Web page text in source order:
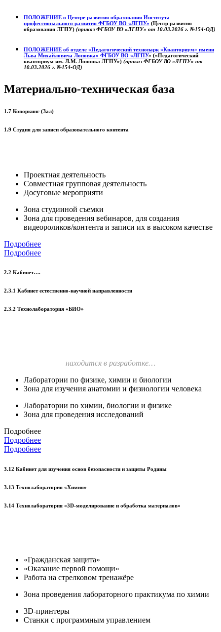
ПОЛОЖЕНИЕ о Центре развития образования Института
профессионального развития ФГБОУ ВО «ЛГПУ» (Центр развития
образования ЛГПУ) (приказ ФГБОУ ВО «ЛГПУ» от 10.03.2026 г. №154-ОД)
ПОЛОЖЕНИЕ об отделе «Педагогический технопарк «Кванториум» имени
Льва Михайловича Лоповка» ФГБОУ ВО «ЛГПУ» («Педагогический
кванториум им. Л.М. Лоповка ЛГПУ») (приказ ФГБОУ ВО «ЛГПУ» от
10.03.2026 г. №154-ОД)
Материально-техническая база
1.7 Коворкинг (Зал)
1.9 Студия для записи образовательного контента
Проектная деятельность
Совместная групповая деятельность
Досуговые мероприяти
Зона студииной съемки
Зона для проведения вебинаров, для создания
видеороликов/контента и записи их в высоком качестве
Подробнее
Подробнее
2.2 Кабинет….
2.3.1 Кабинет естественно-научной направленности
2.3.2 Технолаборатория «БИО»
находится в разработке…
Лаборатории по физике, химии и биологии
Зона для изучения анатомии и физиологии человека
Лаборатории по химии, биологии и физике
Зона для проведения исследований
Подробнее
Подробнее
Подробнее
3.12 Кабинет для изучения основ безопасности и защиты Родины
3.13 Технолаборатория «Химия»
3.14 Технолаборатория «3D-моделирование и обработка материалов»
«Гражданская защита»
«Оказание первой помощи»
Работа на стрелковом тренажёре
Зона проведения лабораторного практикума по химии
3D-принтеры
Станки с программным управлением